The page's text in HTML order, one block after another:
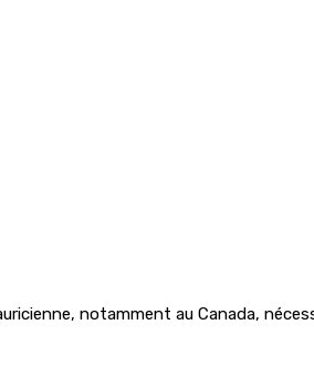
notamment au Canada,